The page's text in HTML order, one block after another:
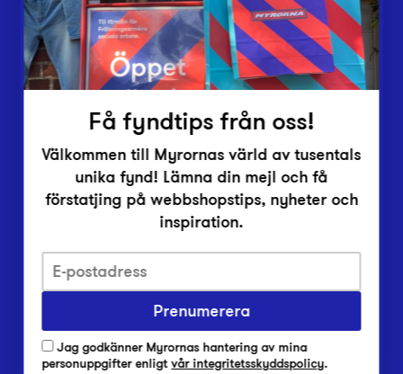
Inlämningsplatser
Om Myrorna
Lediga jobb
Pressrum
Integritetsskyddspolicy
Har du frågor om onlineköp, leverans eller retur?
Har du frågor om vår verksamhet?
Vanliga frågor om Myrorna
Få fyndtips från oss!
Välkommen till Myrornas värld av tusentals
unika fynd! Lämna din mejl och få
förstatjing på webbshopstips, nyheter och
inspiration.
Prenumerera
Jag godkänner Myrornas hantering av mina
personuppgifter enligtvår integritetsskyddspolicy.